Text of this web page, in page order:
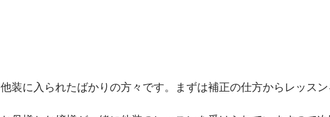
他装に入られたばかりの方々です。まずは補正の仕方からレッスン